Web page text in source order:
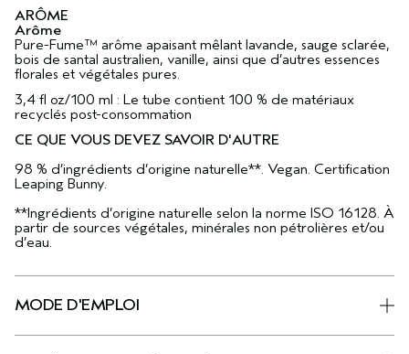
ARÔME
Arôme
Pure-Fume™ arôme apaisant mêlant lavande, sauge sclarée,
bois de santal australien, vanille, ainsi que d’autres essences
florales et végétales pures.
3,4 fl oz/100 ml : Le tube contient 100 % de matériaux
recyclés post-consommation
CE QUE VOUS DEVEZ SAVOIR D'AUTRE
98 % d’ingrédients d’origine naturelle**. Vegan. Certification
Leaping Bunny.
**Ingrédients d’origine naturelle selon la norme ISO 16128. À
partir de sources végétales, minérales non pétrolières et/ou
d’eau.
MODE D'EMPLOI